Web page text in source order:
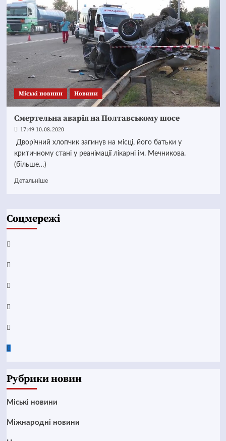
Mіські новини Новини
Смертельна аварія на Полтавському шосе
17:49 10.08.2020
Дворічний хлопчик загинув на місці, його батьки у
критичному стані у реанімації лікарні ім. Мечникова.
(більше…)
Детальніше
Соцмережі
Facebook
YouTube
Telegram
Instagram
Twitter
Google
Рубрики новин
Mіські новини
Міжнародні новини